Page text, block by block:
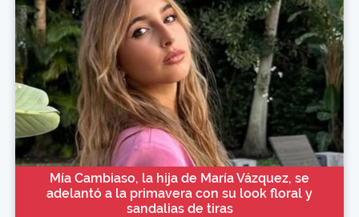
Mía Cambiaso, la hija de María Vázquez, se
adelantó a la primavera con su look floral y
sandalias de tiras